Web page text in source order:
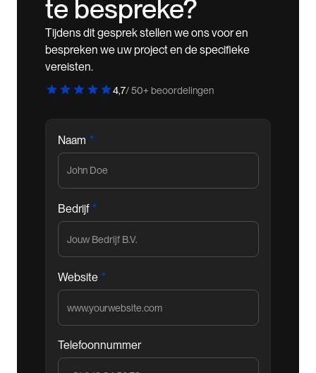
te bespreke?
Tijdens dit gesprek stellen we ons voor en
bespreken we uw project en de specifieke
vereisten.
4,7/ 50+ beoordelingen
Naam *
Bedrijf *
Website *
Telefoonnummer